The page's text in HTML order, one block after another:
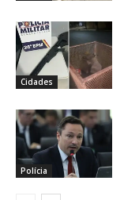
Cidades
Polícia